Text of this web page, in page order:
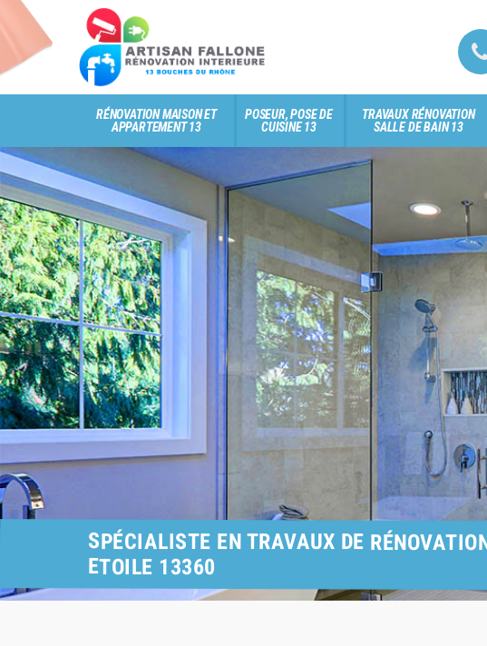
RÉNOVATION MAISON ET
APPARTEMENT 13
POSEUR, POSE DE
CUISINE 13
TRAVAUX RÉNOVATION
SALLE DE BAIN 13
SPÉCIALISTE EN TRAVAUX DE
ETOILE 13360